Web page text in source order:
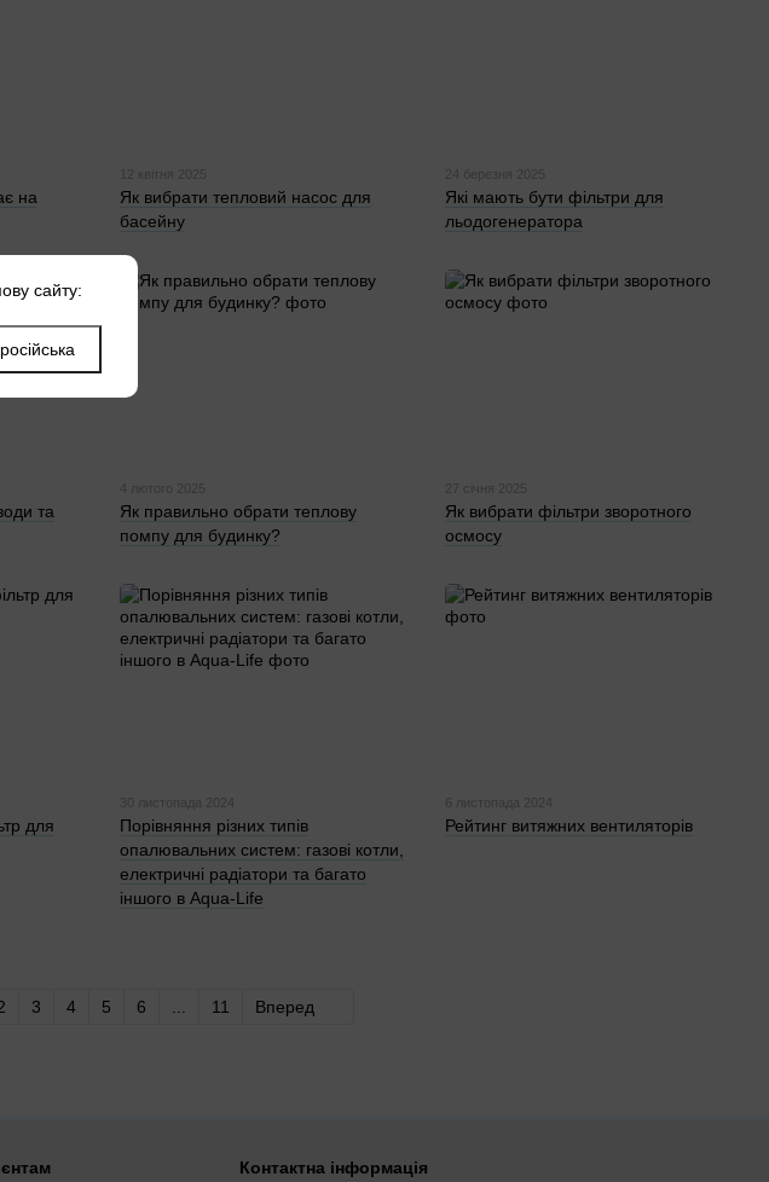
на
12 квітня 2025
Як вибрати тепловий насос для
басейну
24 березня 2025
Які мають бути фільтри для
льодогенератора
та
4 лютого 2025
Як правильно обрати теплову
помпу для будинку?
27 січня 2025
Як вибрати фільтри зворотного
осмосу
для
30 листопада 2024
Порівняння різних типів
опалювальних систем: газові котли,
електричні радіатори та багато
іншого в Aqua-Life
6 листопада 2024
Рейтинг витяжних вентиляторів
3 4 5 6 11 Вперед
Контактна інформація
сайту:
російська